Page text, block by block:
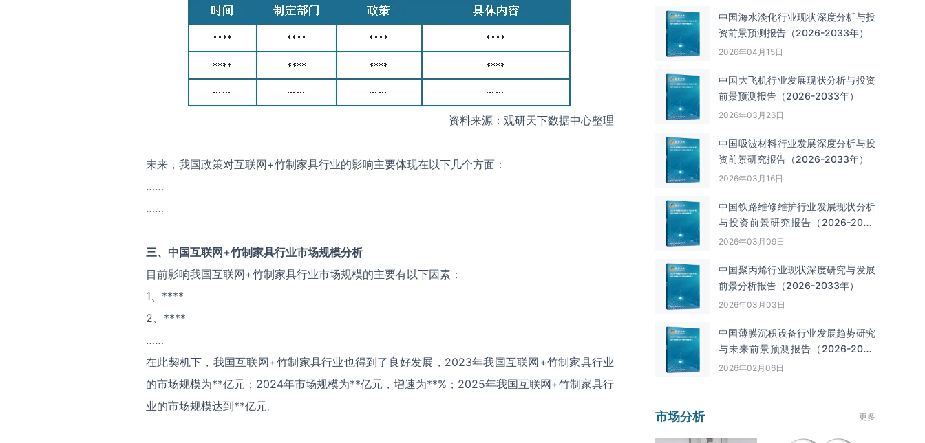
资料来源：观研天下数据中心整理
未来，我国政策对互联网+竹制家具行业的影响主要体现在以下几个方面：
……
……
三、中国互联网+竹制家具行业市场规模分析
目前影响我国互联网+竹制家具行业市场规模的主要有以下因素：
1、****
2、****
……
在此契机下，我国互联网+竹制家具行业也得到了良好发展，2023年我国互联网+竹制家具行业
的市场规模为**亿元；2024年市场规模为**亿元，增速为**%；2025年我国互联网+竹制家具行
业的市场规模达到**亿元。
中国海水淡化行业现状深度分析与投
资前景预测报告（2026-2033年）
2026年04月15日
中国大飞机行业发展现状分析与投资
前景预测报告（2026-2033年）
2026年03月26日
中国吸波材料行业发展深度分析与投
资前景研究报告（2026-2033年）
2026年03月16日
中国铁路维修维护行业发展现状分析
与投资前景研究报告（2026-2033
年）
2026年03月09日
中国聚丙烯行业现状深度研究与发展
前景分析报告（2026-2033年）
2026年03月03日
中国薄膜沉积设备行业发展趋势研究
与未来前景预测报告（2026-2033
年）
2026年02月06日
市场分析 更多